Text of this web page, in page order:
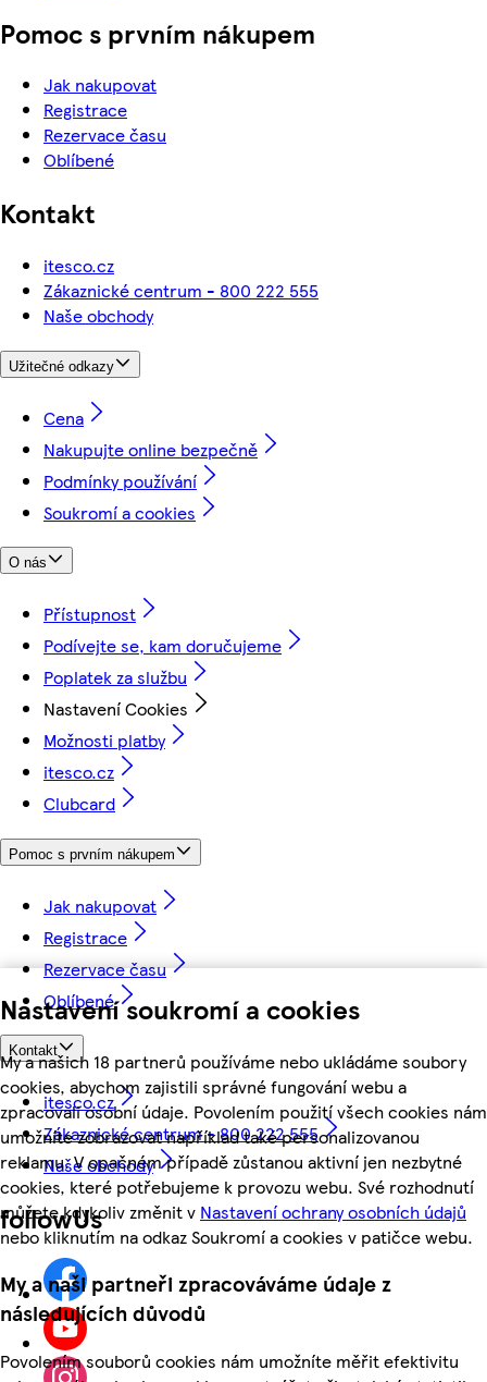
Nastavení soukromí a cookies
My a našich 18 partnerů používáme nebo ukládáme soubory
cookies, abychom zajistili správné fungování webu a
zpracovali osobní údaje. Povolením použití všech cookies nám
umožníte zobrazovat například také personalizovanou
reklamu. V opačném případě zůstanou aktivní jen nezbytné
cookies, které potřebujeme k provozu webu. Své rozhodnutí
můžete kdykoliv změnit v Nastavení ochrany osobních údajů
nebo kliknutím na odkaz Soukromí a cookies v patičce webu.
My a naši partneři zpracováváme údaje z
následujících důvodů
Povolením souborů cookies nám umožníte měřit efektivitu
Pomoc s prvním nákupem
Jak nakupovat
Registrace
Rezervace času
Oblíbené
Kontakt
itesco.cz
Zákaznické centrum - 800 222 555
Naše obchody
Užitečné odkazy
Cena
Nakupujte online bezpečně
Podmínky používání
Soukromí a cookies
O nás
Přístupnost
Podívejte se, kam doručujeme
Poplatek za službu
Nastavení Cookies
Možnosti platby
itesco.cz
Clubcard
Pomoc s prvním nákupem
Jak nakupovat
Registrace
Rezervace času
Oblíbené
Kontakt
itesco.cz
Zákaznické centrum - 800 222 555
Naše obchody
followUs